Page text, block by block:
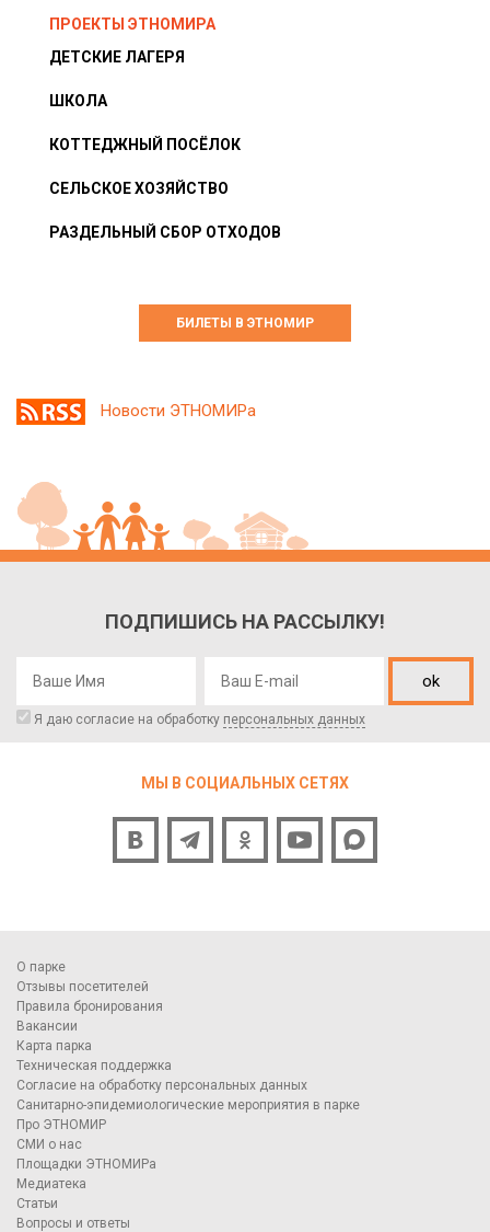
ПРОЕКТЫ ЭТНОМИРА
ДЕТСКИЕ ЛАГЕРЯ
ШКОЛА
КОТТЕДЖНЫЙ ПОСЁЛОК
СЕЛЬСКОЕ ХОЗЯЙСТВО
РАЗДЕЛЬНЫЙ СБОР ОТХОДОВ
БИЛЕТЫ В ЭТНОМИР
Новости ЭТНОМИРа
ПОДПИШИСЬ НА РАССЫЛКУ!
ok
Я даю согласие на обработку персональных данных
МЫ В СОЦИАЛЬНЫХ СЕТЯХ
О парке
Отзывы посетителей
Правила бронирования
Вакансии
Карта парка
Техническая поддержка
Согласие на обработку персональных данных
Санитарно-эпидемиологические мероприятия в парке
Про ЭТНОМИР
СМИ о нас
Площадки ЭТНОМИРа
Медиатека
Статьи
Вопросы и ответы